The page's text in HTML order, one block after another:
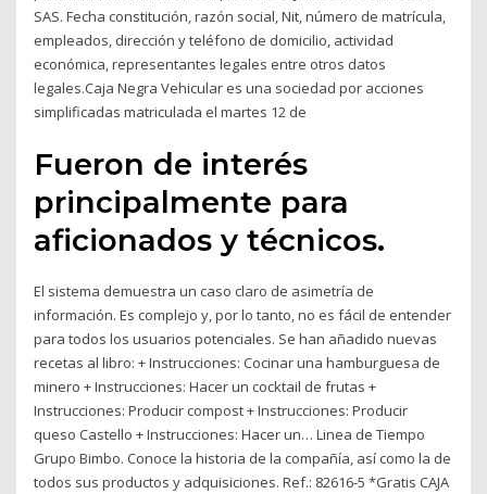
SAS. Fecha constitución, razón social, Nit, número de matrícula,
empleados, dirección y teléfono de domicilio, actividad
económica, representantes legales entre otros datos
legales.Caja Negra Vehicular es una sociedad por acciones
simplificadas matriculada el martes 12 de
Fueron de interés
principalmente para
aficionados y técnicos.
El sistema demuestra un caso claro de asimetría de
información. Es complejo y, por lo tanto, no es fácil de entender
para todos los usuarios potenciales. Se han añadido nuevas
recetas al libro: + Instrucciones: Cocinar una hamburguesa de
minero + Instrucciones: Hacer un cocktail de frutas +
Instrucciones: Producir compost + Instrucciones: Producir
queso Castello + Instrucciones: Hacer un… Linea de Tiempo
Grupo Bimbo. Conoce la historia de la compañía, así como la de
todos sus productos y adquisiciones. Ref.: 82616-5 *Gratis CAJA